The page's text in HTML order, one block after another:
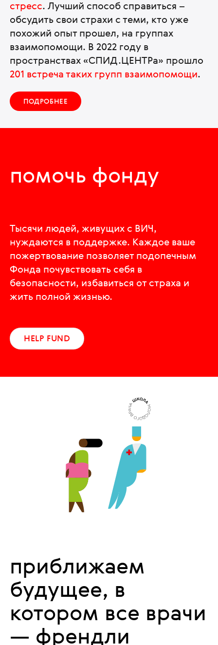
стресс. Лучший способ справиться –
обсудить свои страхи с теми, кто уже
похожий опыт прошел, на группах
взаимопомощи. В 2022 году в
пространствах «СПИД.ЦЕНТРа» прошло
201 встреча таких групп взаимопомощи.
ПОДРОБНЕЕ
помочь фонду
Тысячи людей, живущих с ВИЧ,
нуждаются в поддержке. Каждое ваше
пожертвование позволяет подопечным
Фонда почувствовать себя в
безопасности, избавиться от страха и
жить полной жизнью.
HELP FUND
приближаем
будущее, в
котором все врачи
— френдли